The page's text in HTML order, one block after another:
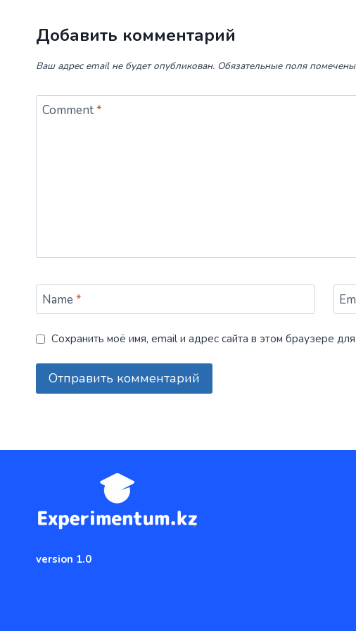
Добавить комментарий
Ваш адрес email не будет опубликован. Обязательные поля помечены
Comment*
Name *
Сохранить моё имя, email и адрес сайта в этом браузере
version 1.0